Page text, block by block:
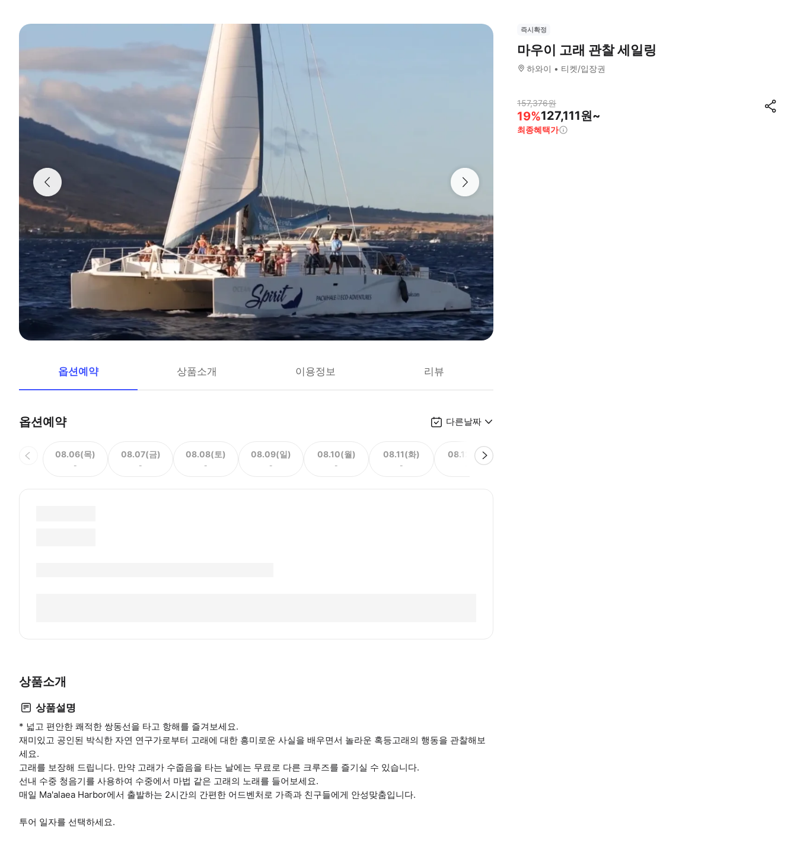
옵션예약 상품소개 이용정보 리뷰
옵션예약 다른날짜
08.06(목)
-
08.07(금)
-
08.08(토)
-
08.09(일)
-
08.10(월)
-
08.11(화)
-
08.12(수)
상품소개
상품설명
* 넓고 편안한 쾌적한 쌍동선을 타고 항해를 즐겨보세요.
재미있고 공인된 박식한 자연 연구가로부터 고래에 대한 흥미로운 사실을 배우면서 놀라운 혹등고래의 행동을 관찰해보
세요.
고래를 보장해 드립니다. 만약 고래가 수줍음을 타는 날에는 무료로 다른 크루즈를 즐기실 수 있습니다.
선내 수중 청음기를 사용하여 수중에서 마법 같은 고래의 노래를 들어보세요.
매일 Ma'alaea Harbor에서 출발하는 2시간의 간편한 어드벤처로 가족과 친구들에게 안성맞춤입니다.
투어 일자를 선택하세요.
즉시확정
마우이 고래 관찰 세일링
하와이 티켓/입장권
157,376원
19%127,111원~
최종혜택가